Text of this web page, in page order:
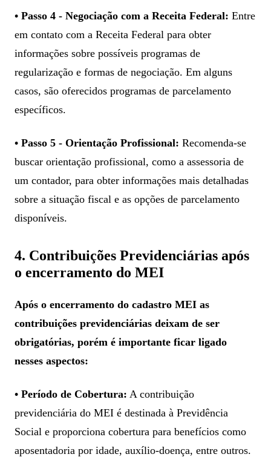
• Passo 4 - Negociação com a Receita Federal: Entre
em contato com a Receita Federal para obter
informações sobre possíveis programas de
regularização e formas de negociação. Em alguns
casos, são oferecidos programas de parcelamento
específicos.
• Passo 5 - Orientação Profissional: Recomenda-se
buscar orientação profissional, como a assessoria de
um contador, para obter informações mais detalhadas
sobre a situação fiscal e as opções de parcelamento
disponíveis.
4. Contribuições Previdenciárias após
o encerramento do MEI
Após o encerramento do cadastro MEI as
contribuições previdenciárias deixam de ser
obrigatórias, porém é importante ficar ligado
nesses aspectos:
• Período de Cobertura: A contribuição
previdenciária do MEI é destinada à Previdência
Social e proporciona cobertura para benefícios como
aposentadoria por idade, auxílio-doença, entre outros.